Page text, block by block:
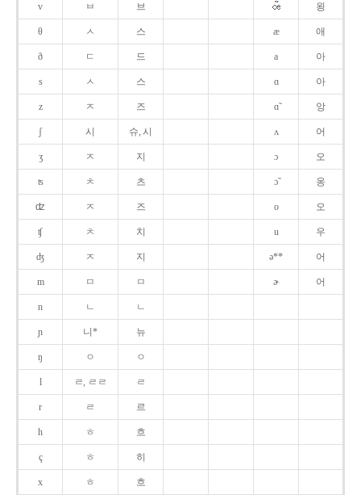
v ㅂ 브 욍
θ ㅅ 스 æ 애
ð ㄷ 드 a 아
s ㅅ 스 ɑ 아
z ㅈ 즈 ɑ̃ 앙
ʃ 시 슈, 시 ʌ 어
ʒ ㅈ 지 ɔ 오
ʦ ㅊ 츠 ɔ̃ 옹
ʣ ㅈ 즈 o 오
ʧ ㅊ 치 u 우
ʤ ㅈ 지 ə** 어
m ㅁ ㅁ ɚ 어
n ㄴ ㄴ
ɲ 니* 뉴
ŋ ㅇ ㅇ
l ㄹ, ㄹㄹ ㄹ
r ㄹ 르
h ㅎ 흐
ç ㅎ 히
x ㅎ 흐